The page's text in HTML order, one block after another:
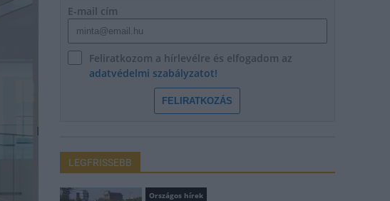
E-mail cím
Feliratkozom a hírlevélre és elfogadom az
adatvédelmi szabályzatot!
FELIRATKOZÁS
LEGFRISSEBB
Országos hírek